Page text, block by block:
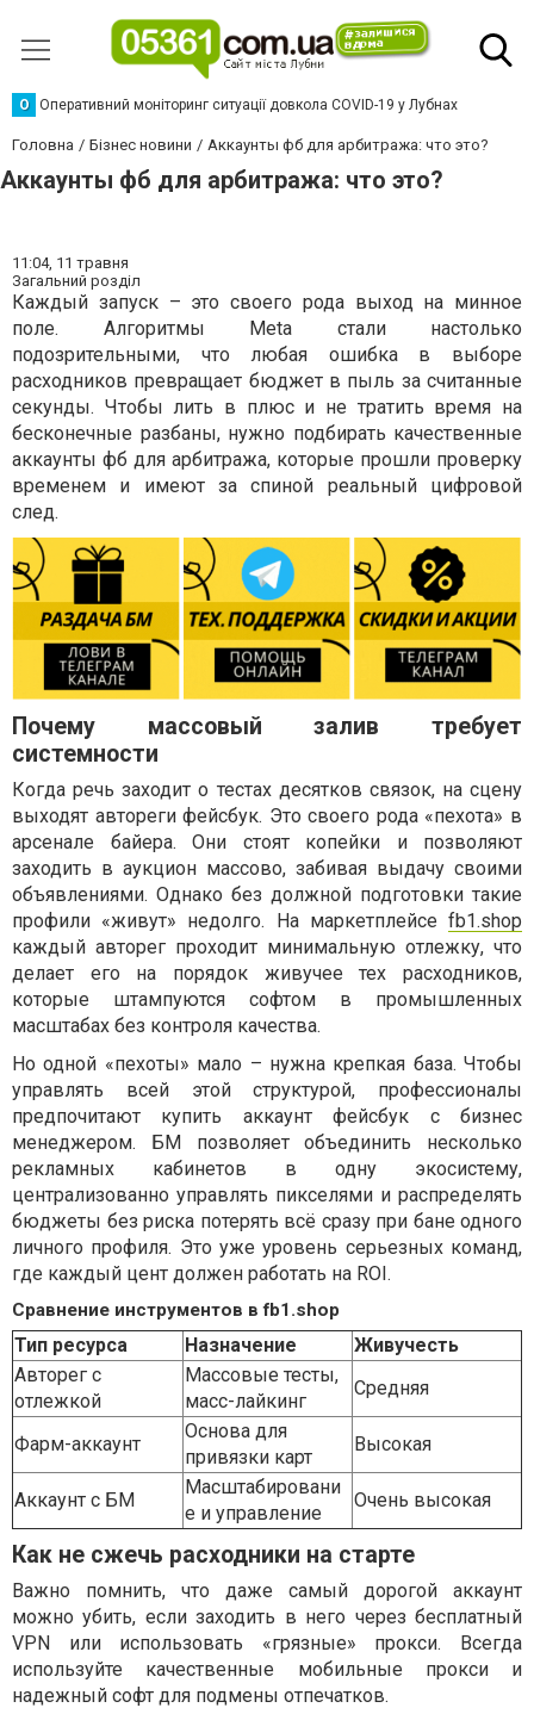
О Оперативний моніторинг ситуації довкола COVID-19 у Лубнах
Головна Бізнес новини Аккаунты фб для арбитража: что это?
Аккаунты фб для арбитража: что это?
11:04, 11 травня
Загальний розділ
Каждый запуск – это своего рода выход на минное
поле. Алгоритмы Meta стали настолько
подозрительными, что любая ошибка в выборе
расходников превращает бюджет в пыль за считанные
секунды. Чтобы лить в плюс и не тратить время на
бесконечные разбаны, нужно подбирать качественные
аккаунты фб для арбитража, которые прошли проверку
временем и имеют за спиной реальный цифровой
след.
Почему массовый залив требует
системности
Когда речь заходит о тестах десятков связок, на сцену
выходят автореги фейсбук. Это своего рода «пехота» в
арсенале байера. Они стоят копейки и позволяют
заходить в аукцион массово, забивая выдачу своими
объявлениями. Однако без должной подготовки такие
профили «живут» недолго. На маркетплейсе fb1.shop
каждый авторег проходит минимальную отлежку, что
делает его на порядок живучее тех расходников,
которые штампуются софтом в промышленных
масштабах без контроля качества.
Но одной «пехоты» мало – нужна крепкая база. Чтобы
управлять всей этой структурой, профессионалы
предпочитают купить аккаунт фейсбук с бизнес
менеджером. БМ позволяет объединить несколько
рекламных кабинетов в одну экосистему,
централизованно управлять пикселями и распределять
бюджеты без риска потерять всё сразу при бане одного
личного профиля. Это уже уровень серьезных команд,
где каждый цент должен работать на ROI.
Сравнение инструментов в fb1.shop
Тип ресурса Назначение
Живучесть
Авторег с
отлежкой
Массовые тесты,
масс-лайкинг
Средняя
Фарм-аккаунт
Основа для
привязки карт
Высокая
Аккаунт с БМ
Масштабировани
е и управление
Очень высокая
Как не сжечь расходники на старте
Важно помнить, что даже самый дорогой аккаунт
можно убить, если заходить в него через бесплатный
VPN или использовать «грязные» прокси. Всегда
используйте качественные мобильные прокси и
надежный софт для подмены отпечатков.